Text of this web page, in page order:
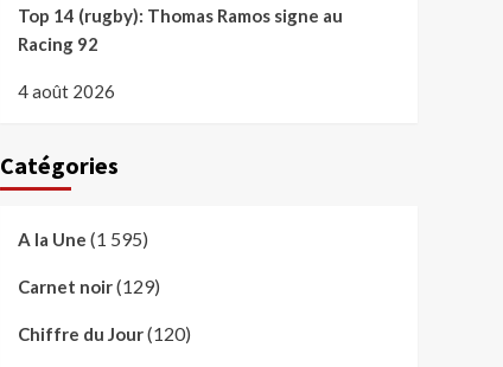
Top 14 (rugby): Thomas Ramos signe au
Racing 92
4 août 2026
Catégories
A la Une (1 595)
Carnet noir(129)
Chiffre du Jour(120)